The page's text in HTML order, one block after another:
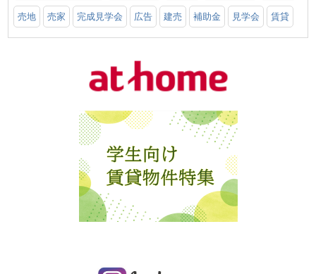
売地 売家 完成見学会 広告 建売 補助金 見学会 賃貸